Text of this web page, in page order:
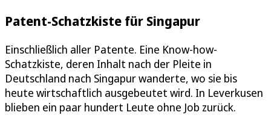
Patent-Schatzkiste für Singapur
Einschließlich aller Patente. Eine Know-how-
Schatzkiste, deren Inhalt nach der Pleite in
Deutschland nach Singapur wanderte, wo sie bis
heute wirtschaftlich ausgebeutet wird. In Leverkusen
blieben ein paar hundert Leute ohne Job zurück.